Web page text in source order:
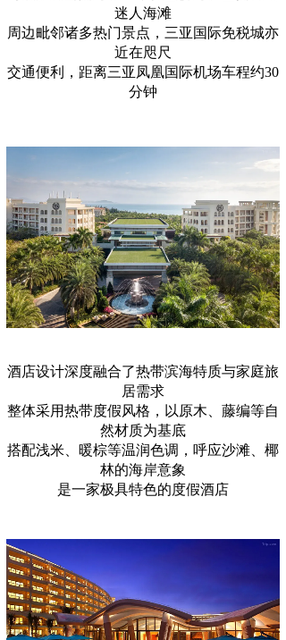
迷人海滩
周边毗邻诸多热门景点，三亚国际免税城亦
近在咫尺
交通便利，距离三亚凤凰国际机场车程约30
分钟
酒店设计深度融合了热带滨海特质与家庭旅
居需求
整体采用热带度假风格，以原木、藤编等自
然材质为基底
搭配浅米、暖棕等温润色调，呼应沙滩、椰
林的海岸意象
是一家极具特色的度假酒店